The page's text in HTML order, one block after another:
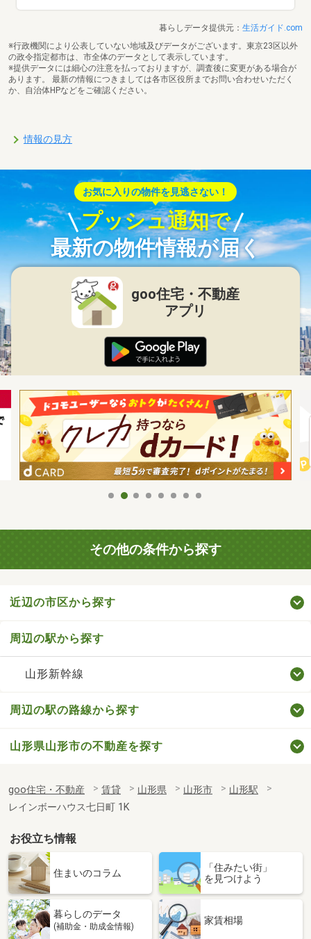
暮らしデータ提供元： 生活ガイド.com
※行政機関により公表していない地域及びデータがございます。東京23区以外
の政令指定都市は、市全体のデータとして表示しています。
※提供データには細心の注意を払っておりますが、調査後に変更がある場合が
あります。 最新の情報につきましては各市区役所までお問い合わせいただく
か、自治体HPなどをご確認ください。
情報の見方
お気に入りの物件を見逃さない！
プッシュ通知で
最新の物件情報が届く
goo住宅・不動産
アプリ
その他の条件から探す
近辺の市区から探す
周辺の駅から探す
山形新幹線
周辺の駅の路線から探す
山形県山形市の不動産を探す
goo住宅・不動産 賃貸 山形県 山形市
山形駅
レインボーハウス七日町 1K
お役立ち情報
住まいのコラム
「住みたい街」
を見つけよう
暮らしのデータ
(補助金・助成金情報)
家賃相場